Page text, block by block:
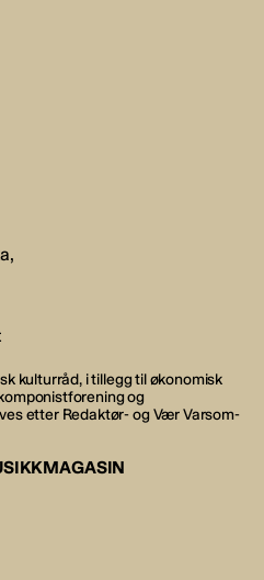
kulturråd, i tillegg til økonomisk
og
etter Redaktør- og Vær Varsom-